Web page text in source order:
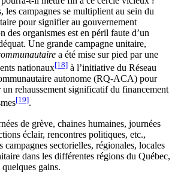
les campagnes se multiplient au sein du
pour signifier au gouvernement
des organismes est en péril faute d’un
Une grande campagne unitaire,
a été mise sur pied par une
nationaux[18] à l’initiative du Réseau
autonome (RQ-ACA) pour
rehaussement significatif du financement
[19].
de grève, chaines humaines, journées
éclair, rencontres politiques, etc.,
campagnes sectorielles, régionales, locales
dans les différentes régions du Québec,
gains.